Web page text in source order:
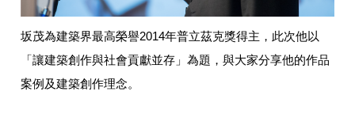
坂茂為建築界最高榮譽2014年普立茲克獎得主，此次他以
「讓建築創作與社會貢獻並存」為題，與大家分享他的作品
案例及建築創作理念。